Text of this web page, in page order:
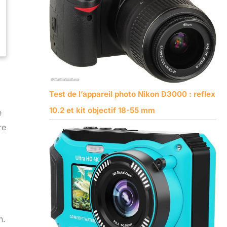
Test de l’appareil photo Nikon D3000 : reflex
10.2 et kit objectif 18-55 mm